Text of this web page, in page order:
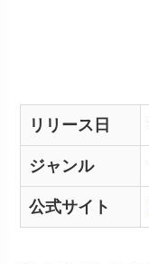
リリース日
ジャンル
公式サイト